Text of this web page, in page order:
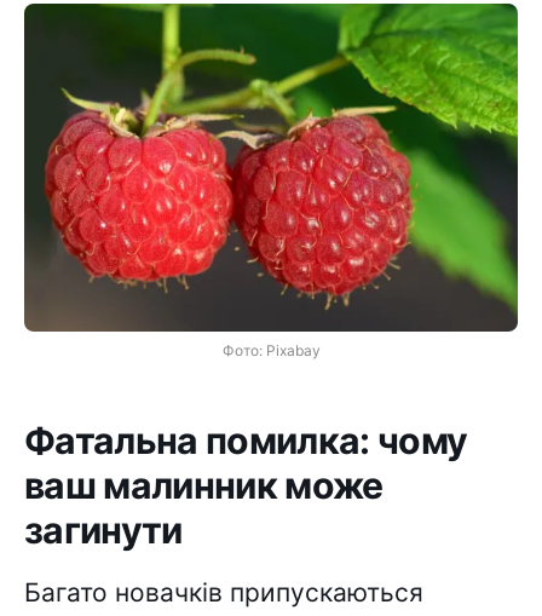
Фото: Pixabay
Фатальна помилка: чому
ваш малинник може
загинути
Багато новачків припускаються